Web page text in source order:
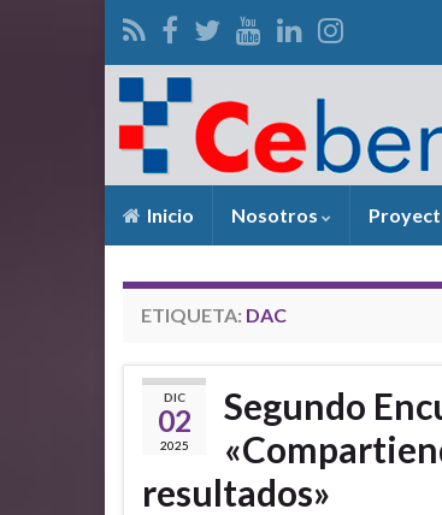
Inicio Nosotros
ETIQUETA: DAC
DIC
02
2025
Segundo
resultados»